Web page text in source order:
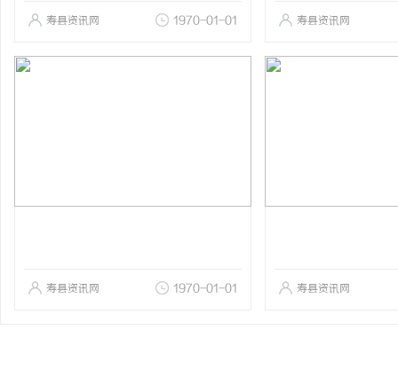
寿县资讯网 1970-01-01 寿县资讯网
寿县资讯网 1970-01-01 寿县资讯网